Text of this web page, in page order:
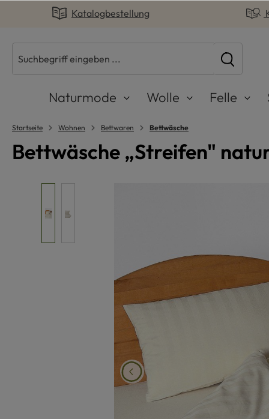
Zur Hauptnavigation springen
Katalogbestellung
Naturmode Wolle Felle
Startseite Wohnen Bettwaren Bettwäsche
Bettwäsche „Streifen"